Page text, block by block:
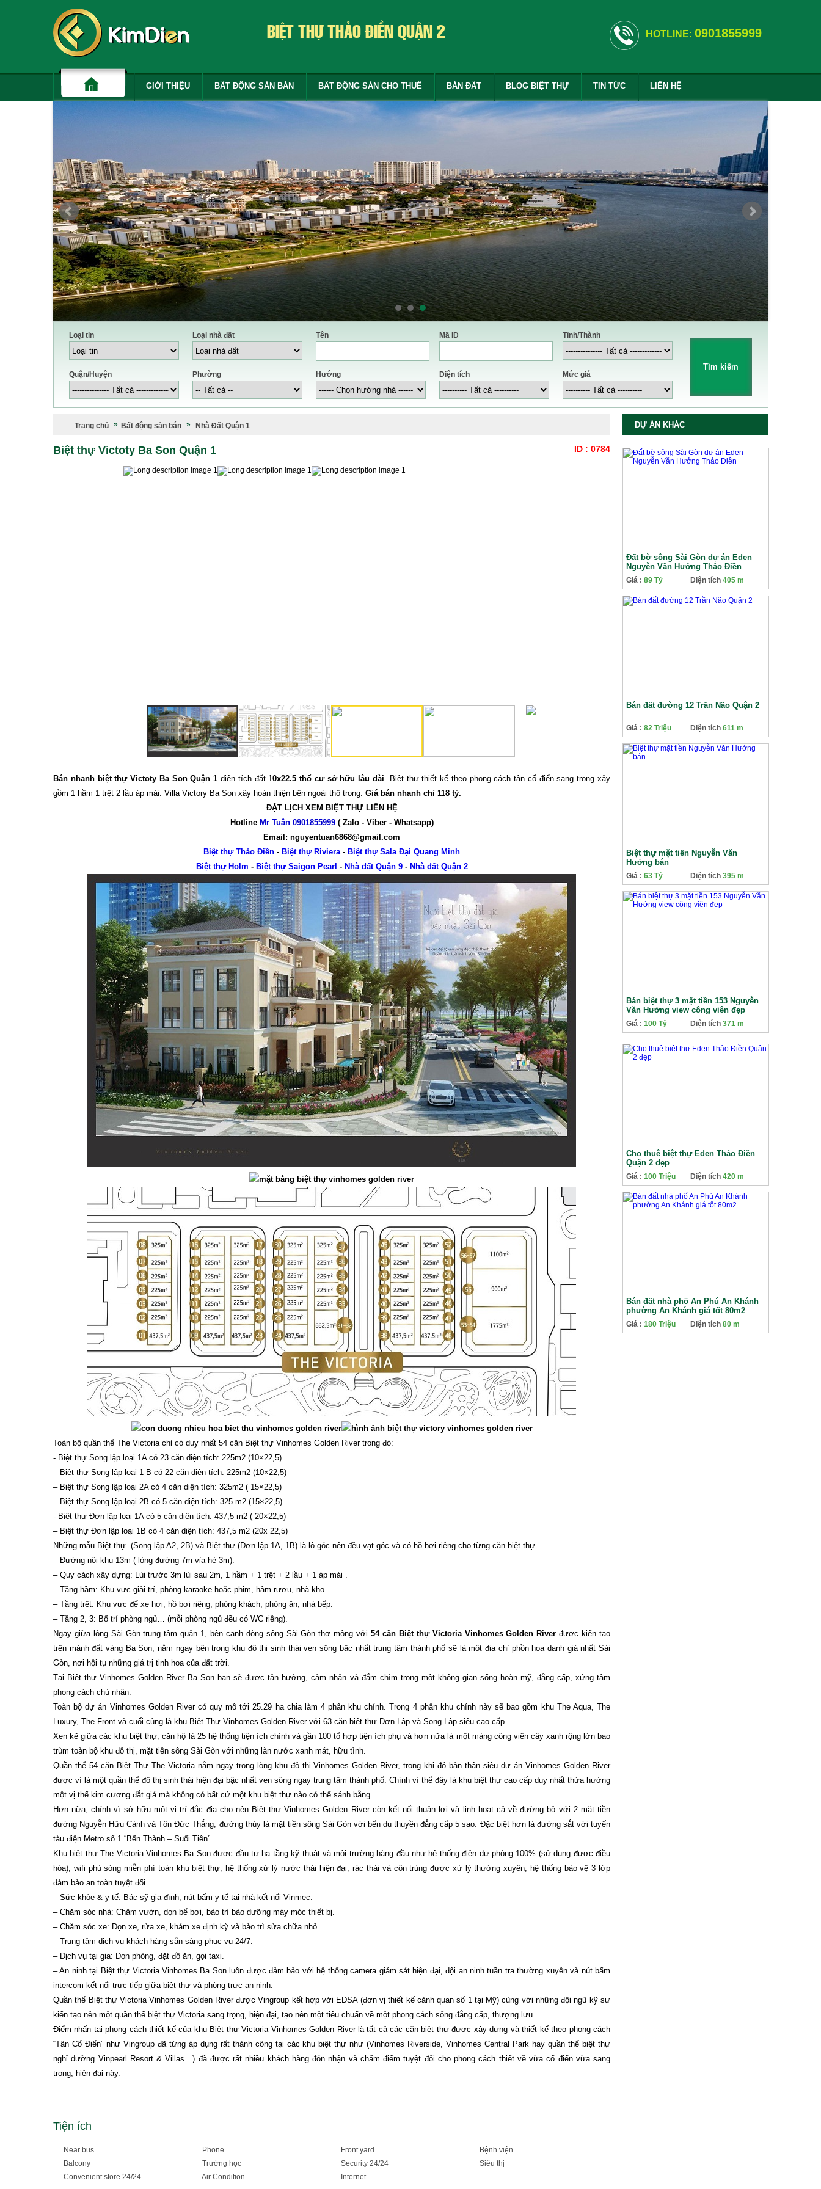
BIỆT THỰ THẢO ĐIỀN QUẬN 2 HOTLINE: 0901855999
GIỚI THIỆU BẤT ĐỘNG SẢN BÁN BẤT ĐỘNG SẢN CHO THUÊ BÁN ĐẤT BLOG BIỆT THỰ TIN TỨC LIÊN HỆ
Loại tin Loại nhà đất Tên Mã ID Tỉnh/Thành
Quận/Huyện Phường Hướng Diện tích Mức giá
Trang chủ Bất động sản bán Nhà Đất Quận 1
Biệt thự Victoty Ba Son Quận 1 ID : 0784
Bán nhanh biệt thự Victoty Ba Son Quận 1 diện tích đất 10x22.5 thổ cư sở hữu lâu dài. Biệt thự thiết kế theo phong cách tân cổ điển sang trọng xây
gồm 1 hầm 1 trệt 2 lầu áp mái. Villa Victory Ba Son xây hoàn thiện bên ngoài thô trong. Giá bán nhanh chỉ 118 tỷ.
ĐẶT LỊCH XEM BIỆT THỰ LIÊN HỆ
Hotline Mr Tuân 0901855999( Zalo - Viber - Whatsapp)
Email: nguyentuan6868@gmail.com
Biệt thự Thảo Điền - Biệt thự Riviera- Biệt thự Sala Đại Quang Minh
Biệt thự Holm - Biệt thự Saigon Pearl - Nhà đất Quận 9- Nhà đất Quận 2
Toàn bộ quần thể The Victoria chỉ có duy nhất 54 căn Biệt thự Vinhomes Golden River trong đó:
- Biệt thự Song lập loại 1A có 23 căn diện tích: 225m2 (10×22,5)
– Biệt thự Song lập loại 1 B có 22 căn diện tích: 225m2 (10×22,5)
– Biệt thự Song lập loại 2A có 4 căn diện tích: 325m2 ( 15×22,5)
– Biệt thự Song lập loại 2B có 5 căn diện tích: 325 m2 (15×22,5)
- Biệt thự Đơn lập loại 1A có 5 căn diện tích: 437,5 m2 ( 20×22,5)
– Biệt thự Đơn lập loại 1B có 4 căn diện tích: 437,5 m2 (20x 22,5)
Những mẫu Biệt thự (Song lập A2, 2B) và Biệt thự (Đơn lập 1A, 1B) là lô góc nên đều vạt góc và có hồ bơi riêng cho từng căn biệt thự.
– Đường nội khu 13m ( lòng đường 7m vỉa hè 3m).
– Quy cách xây dựng: Lùi trước 3m lùi sau 2m, 1 hầm + 1 trệt + 2 lầu + 1 áp mái .
– Tầng hầm: Khu vực giải trí, phòng karaoke hoặc phim, hầm rượu, nhà kho.
– Tầng trệt: Khu vực để xe hơi, hồ bơi riêng, phòng khách, phòng ăn, nhà bếp.
– Tầng 2, 3: Bố trí phòng ngủ… (mỗi phòng ngủ đều có WC riêng).
Ngay giữa lòng Sài Gòn trung tâm quận 1, bên cạnh dòng sông Sài Gòn thơ mộng với54 căn Biệt thự Victoria Vinhomes Golden Riverđược kiến tạo
trên mảnh đất vàng Ba Son, nằm ngay bên trong khu đô thị sinh thái ven sông bậc nhất trung tâm thành phố sẽ là một địa chỉ phồn hoa danh giá nhất Sài
Gòn, nơi hội tụ những giá trị tinh hoa của đất trời.
Tại Biệt thự Vinhomes Golden River Ba Son bạn sẽ được tận hưởng, cảm nhận và đắm chìm trong một không gian sống hoàn mỹ, đẳng cấp, xứng tầm
phong cách chủ nhân.
Toàn bộ dự án Vinhomes Golden River có quy mô tới 25.29 ha chia làm 4 phân khu chính. Trong 4 phân khu chính này sẽ bao gồm khu The Aqua, The
Luxury, The Front và cuối cùng là khu Biệt Thự Vinhomes Golden River với 63 căn biệt thự Đơn Lập và Song Lập siêu cao cấp.
Xen kẽ giữa các khu biệt thự, căn hộ là 25 hệ thống tiện ích chính và gần 100 tổ hợp tiện ích phụ và hơn nữa là một mảng công viên cây xanh rộng lớn bao
trùm toàn bộ khu đô thị, mặt tiền sông Sài Gòn với những làn nước xanh mát, hữu tình.
Quần thể 54 căn Biệt Thự The Victoria nằm ngay trong lòng khu đô thị Vinhomes Golden River, trong khi đó bản thân siêu dự án Vinhomes Golden River
được ví là một quần thể đô thị sinh thái hiện đại bậc nhất ven sông ngay trung tâm thành phố. Chính vì thế đây là khu biệt thự cao cấp duy nhất thừa hưởng
một vị thế kim cương đắt giá mà không có bất cứ một khu biệt thự nào có thể sánh bằng.
Hơn nữa, chính vì sở hữu một vị trí đắc địa cho nên Biệt thự Vinhomes Golden River còn kết nối thuận lợi và linh hoạt cả về đường bộ với 2 mặt tiền
đường Nguyễn Hữu Cảnh và Tôn Đức Thắng, đường thủy là mặt tiền sông Sài Gòn với bến du thuyền đẳng cấp 5 sao. Đặc biệt hơn là đường sắt với tuyến
tàu điện Metro số 1 “Bến Thành – Suối Tiên”
Khu biệt thự The Victoria Vinhomes Ba Son được đầu tư hạ tầng kỹ thuật và môi trường hàng đầu như hệ thống điện dự phòng 100% (sử dụng được điều
hòa), wifi phủ sóng miễn phí toàn khu biệt thự, hệ thống xử lý nước thải hiện đại, rác thải và côn trùng được xử lý thường xuyên, hệ thống bảo vệ 3 lớp
đảm bảo an toàn tuyệt đối.
– Sức khỏe & y tế: Bác sỹ gia đình, nút bấm y tế tại nhà kết nối Vinmec.
– Chăm sóc nhà: Chăm vườn, dọn bể bơi, bảo trì bảo dưỡng máy móc thiết bị.
– Chăm sóc xe: Dọn xe, rửa xe, khám xe định kỳ và bảo trì sửa chữa nhỏ.
– Trung tâm dịch vụ khách hàng sẵn sàng phục vụ 24/7.
– Dịch vụ tại gia: Dọn phòng, đặt đồ ăn, gọi taxi.
– An ninh tại Biệt thự Victoria Vinhomes Ba Son luôn được đảm bảo với hệ thống camera giám sát hiện đại, đội an ninh tuần tra thường xuyên và nút bấm
intercom kết nối trực tiếp giữa biệt thự và phòng trực an ninh.
Quần thể Biệt thự Victoria Vinhomes Golden River được Vingroup kết hợp với EDSA (đơn vị thiết kế cảnh quan số 1 tại Mỹ) cùng với những đội ngũ kỹ sư
kiến tạo nên một quần thể biệt thự Victoria sang trọng, hiện đại, tạo nên một tiêu chuẩn về một phong cách sống đẳng cấp, thượng lưu.
Điểm nhấn tại phong cách thiết kế của khu Biệt thự Victoria Vinhomes Golden River là tất cả các căn biệt thự được xây dựng và thiết kế theo phong cách
“Tân Cổ Điển” như Vingroup đã từng áp dụng rất thành công tại các khu biệt thự như (Vinhomes Riverside, Vinhomes Central Park hay quần thể biệt thự
nghỉ dưỡng Vinpearl Resort & Villas…) đã được rất nhiều khách hàng đón nhận và chấm điểm tuyệt đối cho phong cách thiết về vừa cổ điển vừa sang
trọng, hiện đại này.
Tiện ích
Near bus Phone Front yard
Bệnh viện
Balcony
Trường học Security 24/24
Siêu thị
Convenient store 24/24
Air Condition Internet
DỰ ÁN KHÁC
Đất bờ sông Sài Gòn dự án Eden
Nguyễn Văn Hưởng Thảo Điền
Giá : 89 Tỷ Diện tích 405 m
Bán đất đường 12 Trần Não Quận 2
Giá : 82 Triệu Diện tích 611 m
Biệt thự mặt tiền Nguyễn Văn
Hưởng bán
Giá : 63 Tỷ Diện tích 395 m
Bán biệt thự 3 mặt tiền 153 Nguyễn
Văn Hưởng view công viên đẹp
Giá : 100 Tỷ Diện tích 371 m
Cho thuê biệt thự Eden Thảo Điền
Quận 2 đẹp
Giá : 100 Triệu Diện tích 420 m
Bán đất nhà phố An Phú An Khánh
phường An Khánh giá tốt 80m2
Giá : 180 Triệu Diện tích 80 m